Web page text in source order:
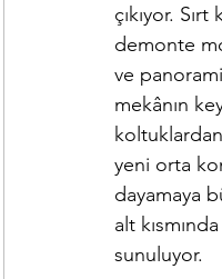
çıkıyor.
demonte
ve
mekânın
yeni orta
dayamaya
alt
sunuluyor.